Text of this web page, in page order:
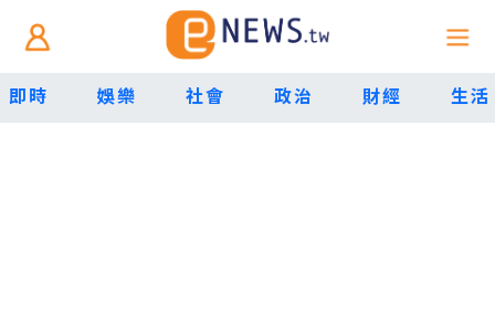
即時 娛樂 社會 政治 財經 生活